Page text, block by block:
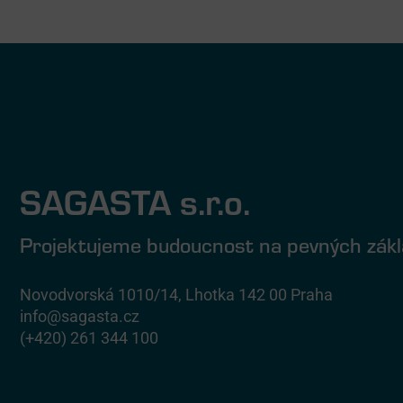
SAGASTA s.r.o.
Projektujeme budoucnost na pevných
Novodvorská 1010/14, Lhotka 142 00 Praha
info@sagasta.cz
(+420) 261 344 100